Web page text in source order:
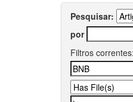
Pesquisar:
por
Filtros correntes: